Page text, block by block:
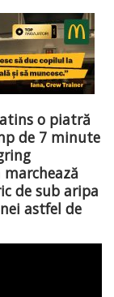
o piatră
de 7 minute
de sub aripa
astfel de